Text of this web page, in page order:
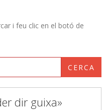
i feu clic en el botó de
CERCA
dir guixa»